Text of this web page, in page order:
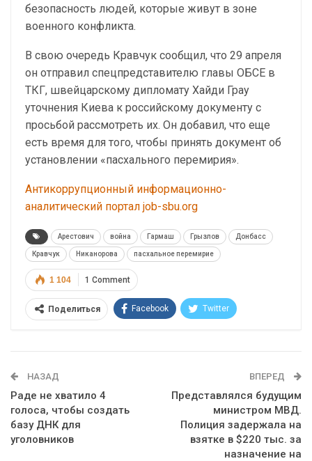
безопасность людей, которые живут в зоне
военного конфликта.
В свою очередь Кравчук сообщил, что 29 апреля
он отправил спецпредставителю главы ОБСЕ в
ТКГ, швейцарскому дипломату Хайди Грау
уточнения Киева к российскому документу с
просьбой рассмотреть их. Он добавил, что еще
есть время для того, чтобы принять документ об
установлении «пасхального перемирия».
Антикоррупционный информационно-
аналитический портал job-sbu.org
Арестович война Гармаш Грызлов Донбасс
Кравчук Никанорова пасхальное перемирие
1 Comment
1 104
Поделиться Facebook Twitter
НАЗАД
Раде не хватило 4
голоса, чтобы создать
базу ДНК для
уголовников
ВПЕРЕД
Представлялся будущим
министром МВД.
Полиция задержала на
взятке в $220 тыс. за
назначение на